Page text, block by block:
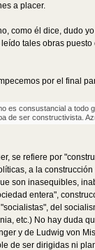
a placer.
como él dice, dudo
tales obras
por el final
es consustancial a todo
de ser constructivista.
se refiere por
a la
son inasequibles,
entera",
del
etc.) No hay duda
y de Ludwig von
de ser dirigidas ni